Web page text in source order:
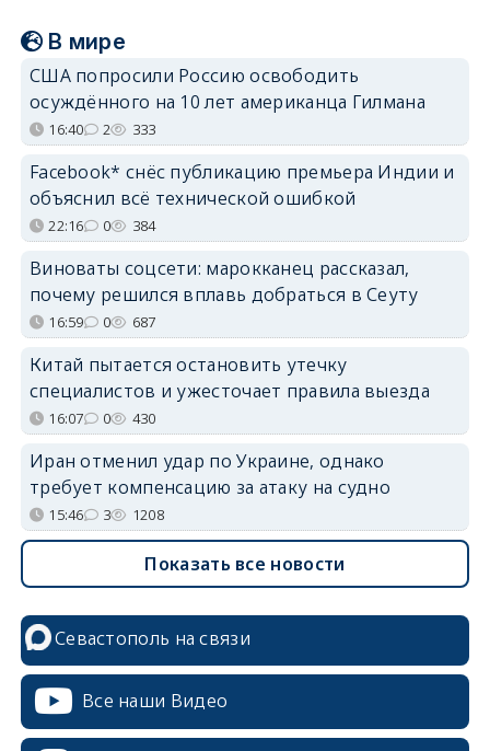
В мире
США попросили Россию освободить
осуждённого на 10 лет американца Гилмана
16:40 2 333
Facebook* снёс публикацию премьера Индии и
объяснил всё технической ошибкой
22:16 0 384
Виноваты соцсети: марокканец рассказал,
почему решился вплавь добраться в Сеуту
16:59 0 687
Китай пытается остановить утечку
специалистов и ужесточает правила выезда
16:07 0 430
Иран отменил удар по Украине, однако
требует компенсацию за атаку на судно
15:46 3 1208
Показать все новости
Севастополь на связи
Все наши Видео